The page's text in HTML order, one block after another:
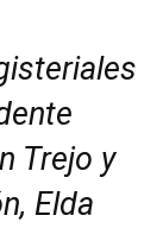
Trejo y
Elda